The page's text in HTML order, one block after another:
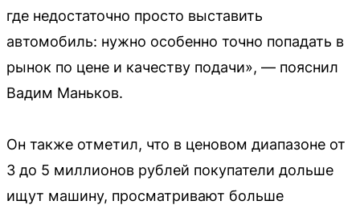
где недостаточно просто выставить
автомобиль: нужно особенно точно попадать в
рынок по цене и качеству подачи», — пояснил
Вадим Маньков.
Он также отметил, что в ценовом диапазоне от
3 до 5 миллионов рублей покупатели дольше
ищут машину, просматривают больше